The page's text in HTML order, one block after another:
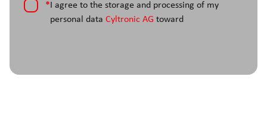
* I agree to the storage and processing of my
personal data Cyltronic AG toward